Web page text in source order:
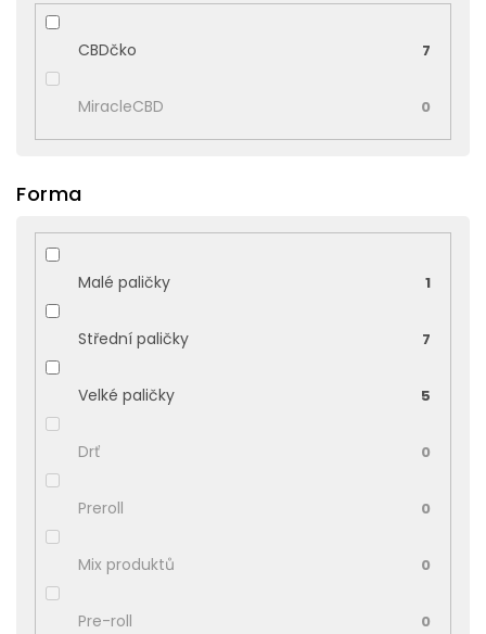
CBDčko 7
MiracleCBD 0
Forma
Malé paličky 1
Střední paličky 7
Velké paličky 5
Drť 0
Preroll 0
Mix produktů 0
Pre-roll 0